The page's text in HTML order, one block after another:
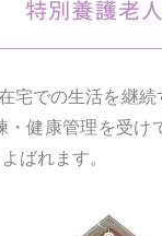
宅での生活を継
健康管理を受
ばれます。